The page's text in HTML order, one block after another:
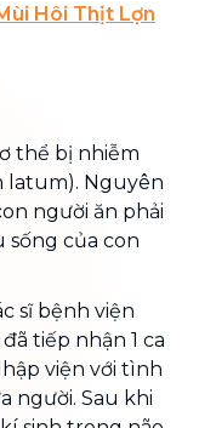
Hôi Thịt Lợn
thể bị nhiễm
latum). Nguyên
người ăn phải
sống của con
sĩ bệnh viện
tiếp nhận 1 ca
viện với tình
người. Sau khi